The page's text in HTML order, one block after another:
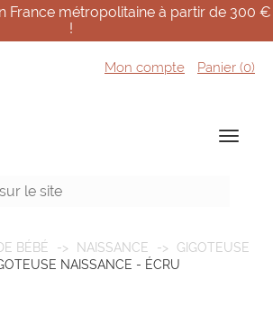
France métropolitaine à partir de 300 €
!
Mon compte Panier (0)
BÉBÉ NAISSANCE
GIGOTEUSE
NAISSANCE - ÉCRU